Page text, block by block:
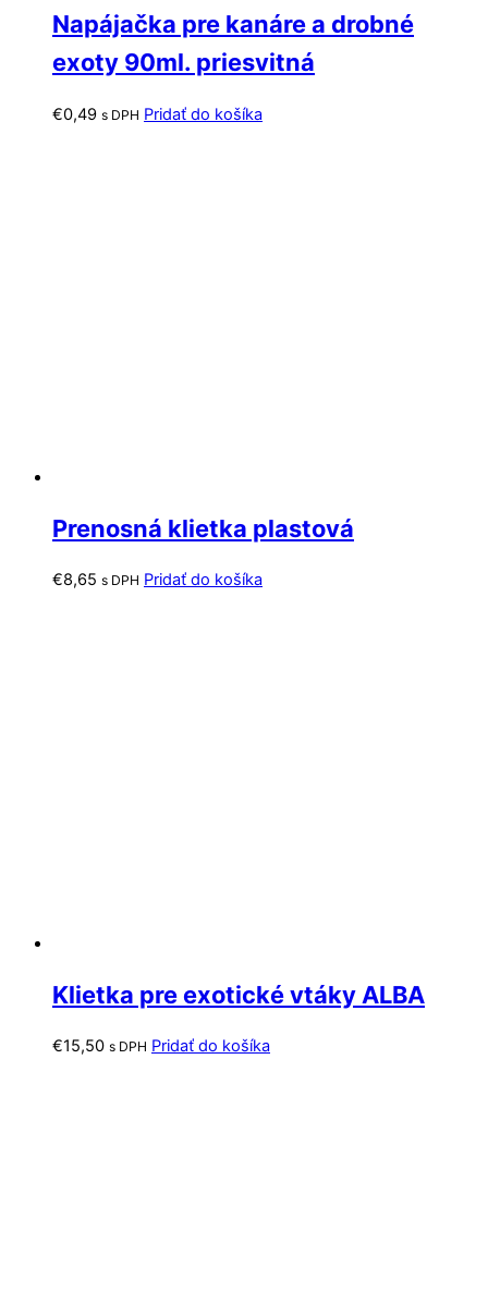
Napájačka pre kanáre a drobné
exoty 90ml. priesvitná
€0,49 s DPH Pridať do košíka
Prenosná klietka plastová
€8,65 s DPH Pridať do košíka
Klietka pre exotické vtáky ALBA
€15,50 s DPH Pridať do košíka